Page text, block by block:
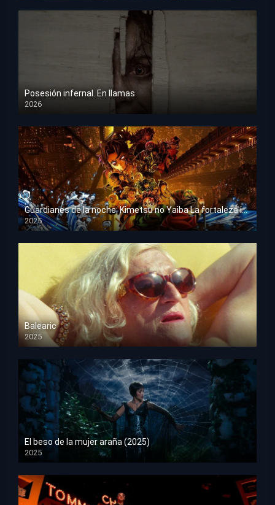
Posesión infernal. En llamas
2026
HD 1080p
Guardianes de la noche: Kimetsu no Yaiba La fortaleza infinita
2025
HD 1080p
Balearic
2025
HD 1080p
El beso de la mujer araña (2025)
2025
HD 1080p